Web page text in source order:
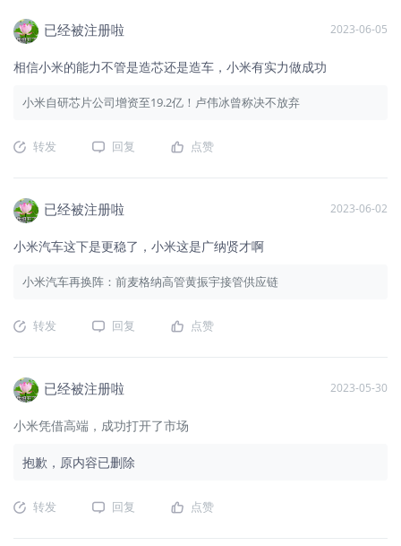
已经被注册啦 2023-06-05
相信小米的能力不管是造芯还是造车，小米有实力做成功
小米自研芯片公司增资至19.2亿！卢伟冰曾称决不放弃
转发 回复 点赞
已经被注册啦 2023-06-02
小米汽车这下是更稳了，小米这是广纳贤才啊
小米汽车再换阵：前麦格纳高管黄振宇接管供应链
转发 回复 点赞
已经被注册啦 2023-05-30
小米凭借高端，成功打开了市场
抱歉，原内容已删除
转发 回复 点赞